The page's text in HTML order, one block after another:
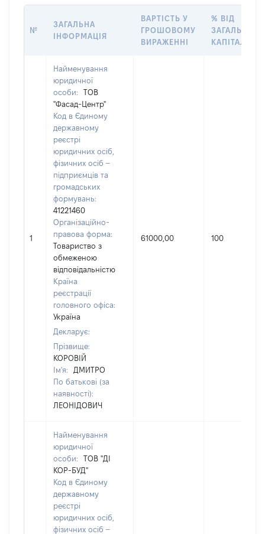
№
ЗАГАЛЬНА
ІНФОРМАЦІЯ
ВАРТІСТЬ У
ГРОШОВОМУ
ВИРАЖЕННІ
% ВІД
ЗАГАЛЬНОГО
КАПІТАЛУ
1
Найменування
юридичної
особи:
ТОВ
"Фасад-Центр"
Код в Єдиному
державному
реєстрі
юридичних осіб,
фізичних осіб –
підприємців та
громадських
формувань:
41221460
Організаційно-
правова форма:
Товариство з
обмеженою
відповідальністю
Країна
реєстрації
головного офіса:
Україна
Декларує:
Прізвище:
КОРОВІЙ
Ім'я:
ДМИТРО
По батькові (за
наявності):
ЛЕОНІДОВИЧ
61000,00 100
Найменування
юридичної
особи:
ТОВ "ДІ
КОР-БУД"
Код в Єдиному
державному
реєстрі
юридичних осіб,
фізичних осіб –